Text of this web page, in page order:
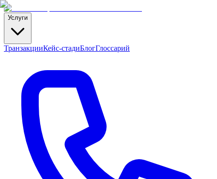
Услуги
ТранзакцииКейс-стадиБлогГлоссарий